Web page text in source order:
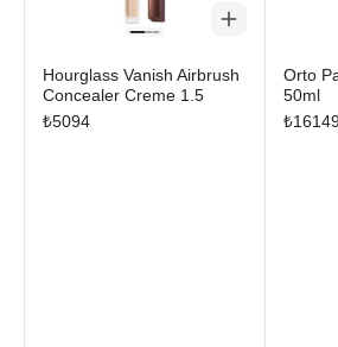
Hourglass Vanish Airbrush
Concealer Creme 1.5
₺5094
Orto
50ml
₺